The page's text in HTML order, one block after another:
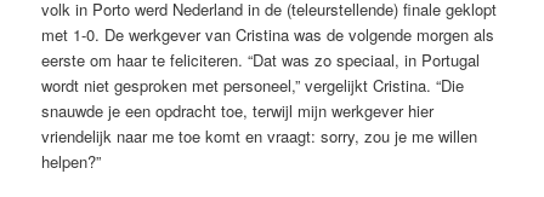
volk in Porto werd Nederland in de (teleurstellende) finale geklopt
met 1-0. De werkgever van Cristina was de volgende morgen als
eerste om haar te feliciteren. “Dat was zo speciaal, in Portugal
wordt niet gesproken met personeel,” vergelijkt Cristina. “Die
snauwde je een opdracht toe, terwijl mijn werkgever hier
vriendelijk naar me toe komt en vraagt: sorry, zou je me willen
helpen?”